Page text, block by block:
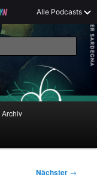
Alle Podcasts
u
e
Archiv
Nächster →